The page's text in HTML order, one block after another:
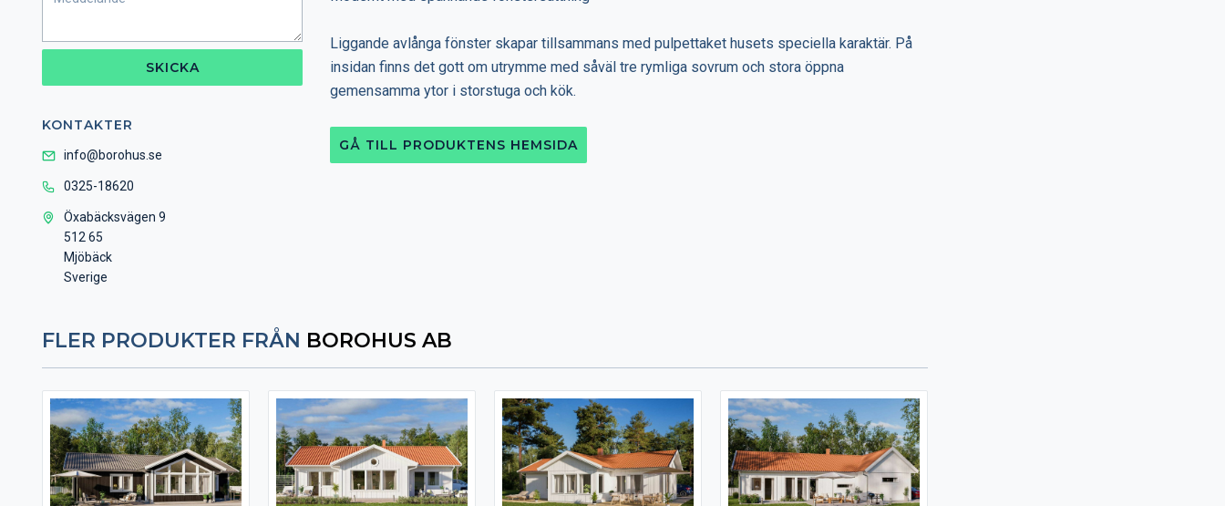
SKICKA
KONTAKTER
info@borohus.se
0325-18620
Öxabäcksvägen 9
512 65
Mjöbäck
Sverige
Liggande avlånga fönster skapar tillsammans med pulpettaket husets speciella karaktär. På
insidan finns det gott om utrymme med såväl tre rymliga sovrum och stora öppna
gemensamma ytor i storstuga och kök.
GÅ TILL PRODUKTENS HEMSIDA
FLER PRODUKTER FRÅN BOROHUS AB